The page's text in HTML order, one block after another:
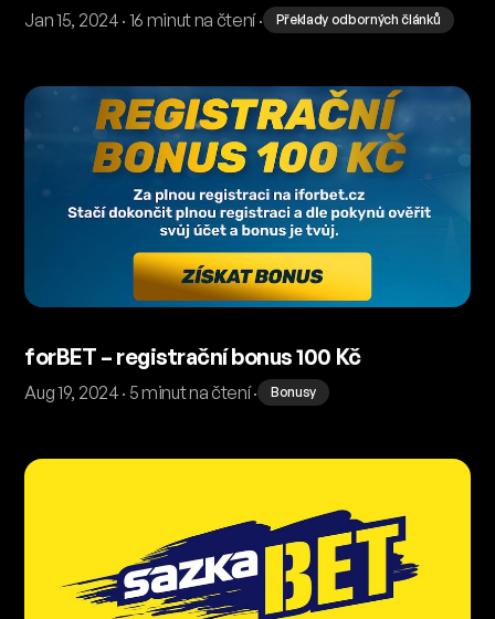
Jan 15, 2024 · 16 minut na čtení · Překlady odborných článků
forBET – registrační bonus 100 Kč
Aug 19, 2024 · 5 minut na čtení · Bonusy